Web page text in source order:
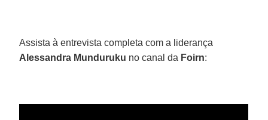
Assista à entrevista completa com a liderança
Alessandra Munduruku no canal da Foirn: